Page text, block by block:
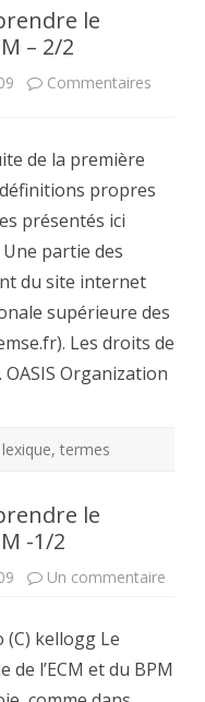
le
– 2/2
Commentaires
de la première
propres
présentés ici
partie des
du site internet
supérieure des
Les droits de
Organization
lexique, termes
le
-1/2
Un commentaire
de
(C) kellogg Le
de l’ECM et du BPM